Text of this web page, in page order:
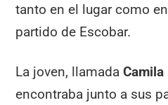
tanto en el lugar como
partido de Escobar.
La joven, llamadaCamila
encontraba junto a sus